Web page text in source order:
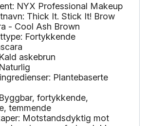
NYX Professional Makeup
Thick It. Stick It! Brow
- Cool Ash Brown
Fortykkende
askebrun
Plantebaserte
fortykkende,
temmende
Motstandsdyktig mot